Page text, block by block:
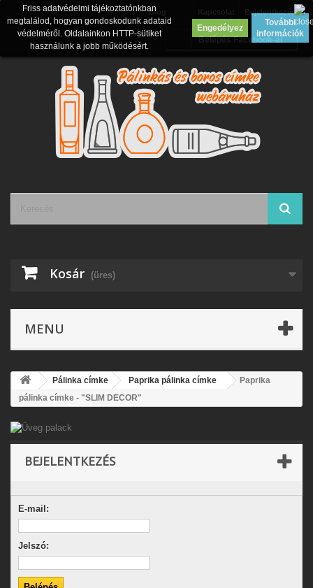
Bejelentkezés
Blog
Belépés Facebook-al
Kosár (üres)
MENU
Friss adatvédelmi tájékoztatónkban
megtalálod, hogyan gondoskodunk adataid
védelméről. Oldalainkon HTTP-sütiket
használunk a jobb működésért.
Engedélyez
További
információk
Pálinka címke Paprika pálinka címke
Paprika
pálinka címke - "SLIM DECOR"
BEJELENTKEZÉS
E-mail:
Jelszó: